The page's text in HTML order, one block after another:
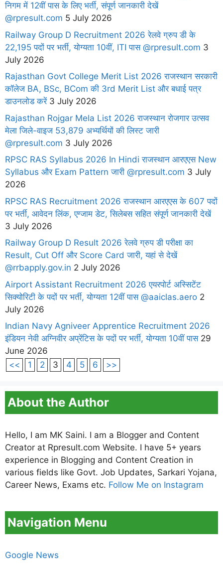
निगम में 12वीं पास के लिए भर्ती, संपूर्ण जानकारी देखें
@rpresult.com 5 July 2026
Railway Group D Recruitment 2026 रेलवे ग्रुप डी के
22,195 पदों पर भर्ती, योग्यता 10वीं, ITI पास @rpresult.com 3
July 2026
Rajasthan Govt College Merit List 2026 राजस्थान सरकारी
कॉलेज BA, BSc, BCom की 3rd Merit List और बधाई पत्र
डाउनलोड करें3 July 2026
Rajasthan Rojgar Mela List 2026 राजस्थान रोजगार उत्सव
मेला जिले-वाइज 53,879 अभ्यर्थियों की लिस्ट जारी
@rpresult.com 3 July 2026
RPSC RAS Syllabus 2026 In Hindi राजस्थान आरएएस New
Syllabus और Exam Pattern जारी @rpresult.com 3 July
2026
RPSC RAS Recruitment 2026 राजस्थान आरएएस के 607 पदों
पर भर्ती, आवेदन लिंक, एग्जाम डेट, सिलेबस सहित संपूर्ण जानकारी देखें
3 July 2026
Railway Group D Result 2026 रेलवे ग्रुप डी परीक्षा का
Result, Cut Off और Score Card जारी, यहां से देखें
@rrbapply.gov.in 2 July 2026
Airport Assistant Recruitment 2026 एयरपोर्ट अस्सिटेंट
सिक्योरिटी के पदों पर भर्ती, योग्यता 12वीं पास @aaiclas.aero 2
July 2026
Indian Navy Agniveer Apprentice Recruitment 2026
इंडियन नेवी अग्निवीर अप्रेंटिस के पदों पर भर्ती, योग्यता 10वीं पास29
June 2026
<<
1 2 3 4 5 6 >>
About the Author
Hello, I am MK Saini. I am a Blogger and Content
Creator at Rpresult.com Website. I have 5+ years
experience in Blogging and Content Creation in
various fields like Govt. Job Updates, Sarkari Yojana,
Career News, Exams etc. Follow Me on Instagram
Navigation Menu
Google News